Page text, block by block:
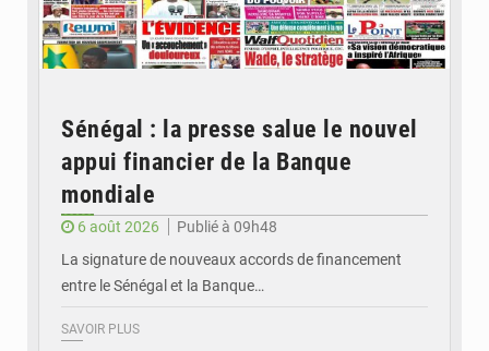
Sénégal : la presse salue le nouvel
appui financier de la Banque
mondiale
6 août 2026
Publié à 09h48
La signature de nouveaux accords de financement
entre le Sénégal et la Banque…
SAVOIR PLUS